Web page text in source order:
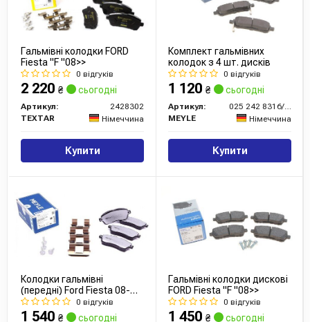
Гальмівні колодки FORD
Fiesta "F "08>>
0 відгуків
2 220 ₴ сьогодні
Артикул:
2428302
TEXTAR
Німеччина
Купити
Комплект гальмівних
колодок з 4 шт. дисків
0 відгуків
1 120 ₴ сьогодні
Артикул:
MEYLE
Німеччина
Купити
Колодки гальмівні
(передні) Ford Fiesta 08-
(TRW)
0 відгуків
1 540 ₴ сьогодні
Гальмівні колодки дискові
FORD Fiesta "F "08>>
0 відгуків
1 450 ₴ сьогодні